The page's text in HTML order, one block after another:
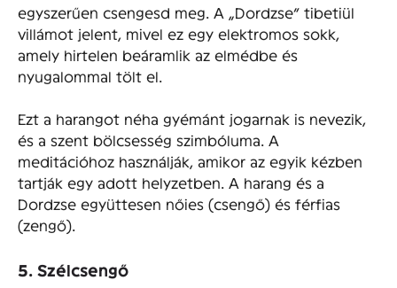
egyszerűen csengesd meg. A „Dordzse” tibetiül
villámot jelent, mivel ez egy elektromos sokk,
amely hirtelen beáramlik az elmédbe és
nyugalommal tölt el.
Ezt a harangot néha gyémánt jogarnak is nevezik,
és a szent bölcsesség szimbóluma. A
meditációhoz használják, amikor az egyik kézben
tartják egy adott helyzetben. A harang és a
Dordzse együttesen nőies (csengő) és férfias
(zengő).
5. Szélcsengő